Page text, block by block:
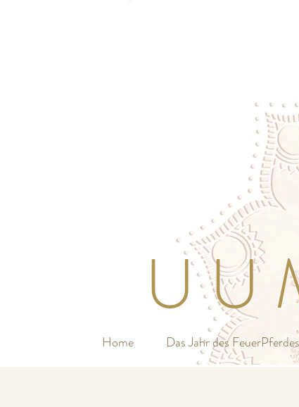
U U
Home Das Jahr des FeuerPferdes